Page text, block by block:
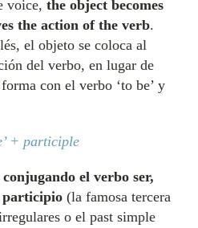
voice,the object becomes
the action of the verb.
el objeto se coloca al
del verbo, en lugar de
con el verbo ‘to be’ y
+ participle
conjugando el verbo ser,
participio (la famosa tercera
o el past simple